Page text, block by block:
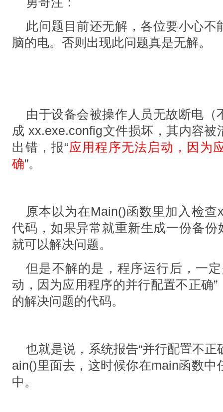
此问题目前还无解，各位要小心不
脑的电。否则出现此问题真是无解。
由于设备会被操作人员无故断电（
成 xx.exe.config文件损坏，其内容被
出错，报“应用程序无法启动，因为
确”。
原本以为在Main()函数里加入检
代码，如果异常就重新生成一份备
就可以解决问题。
但是不解的是，程序运行后，一
动，因为应用程序的并行配置不正确
的解决问题的代码。
也就是说，系统报告“并行配置不正
ain()里面去，这时候你在main函数中
中。